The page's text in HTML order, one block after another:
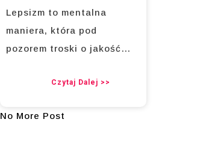
Lepsizm to mentalna
maniera, która pod
pozorem troski o jakość…
Czytaj Dalej >>
No More Post